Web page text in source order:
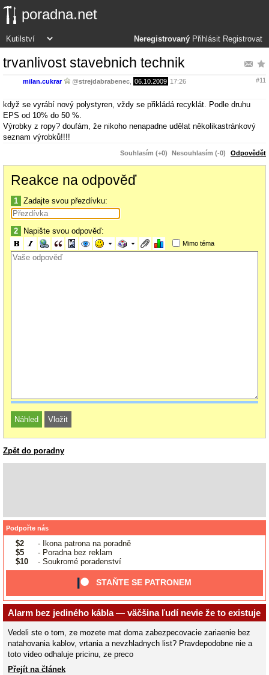
poradna.net
Neregistrovaný Přihlásit Registrovat
trvanlivost stavebnich technik
milan.cukrar @strejdabrabenec 06.10.2009 17:26 #11
když se vyrábí nový polystyren, vždy se přikládá recyklát. Podle druhu
EPS od 10% do 50 %.
Výrobky z ropy? doufám, že nikoho nenapadne udělat několikastránkový
seznam výrobků!!!!
Souhlasím (+0) Nesouhlasím (-0) Odpovědět
Reakce na odpověď
1 Zadajte svou přezdívku:
2 Napište svou odpověď:
Mimo téma
Zpět do poradny
Podpořte nás
$2
- Ikona patrona na poradně
$5
- Poradna bez reklam
$10
- Soukromé poradenství
STAŇTE SE PATRONEM
Alarm bez jediného kábla — väčšina ľudí nevie že to existuje
Vedeli ste o tom, ze mozete mat doma zabezpecovacie zariaenie bez
natahovania kablov, vrtania a nevzhladnych list? Pravdepodobne nie a
toto video odhaluje pricinu, ze preco
Přejít na článek